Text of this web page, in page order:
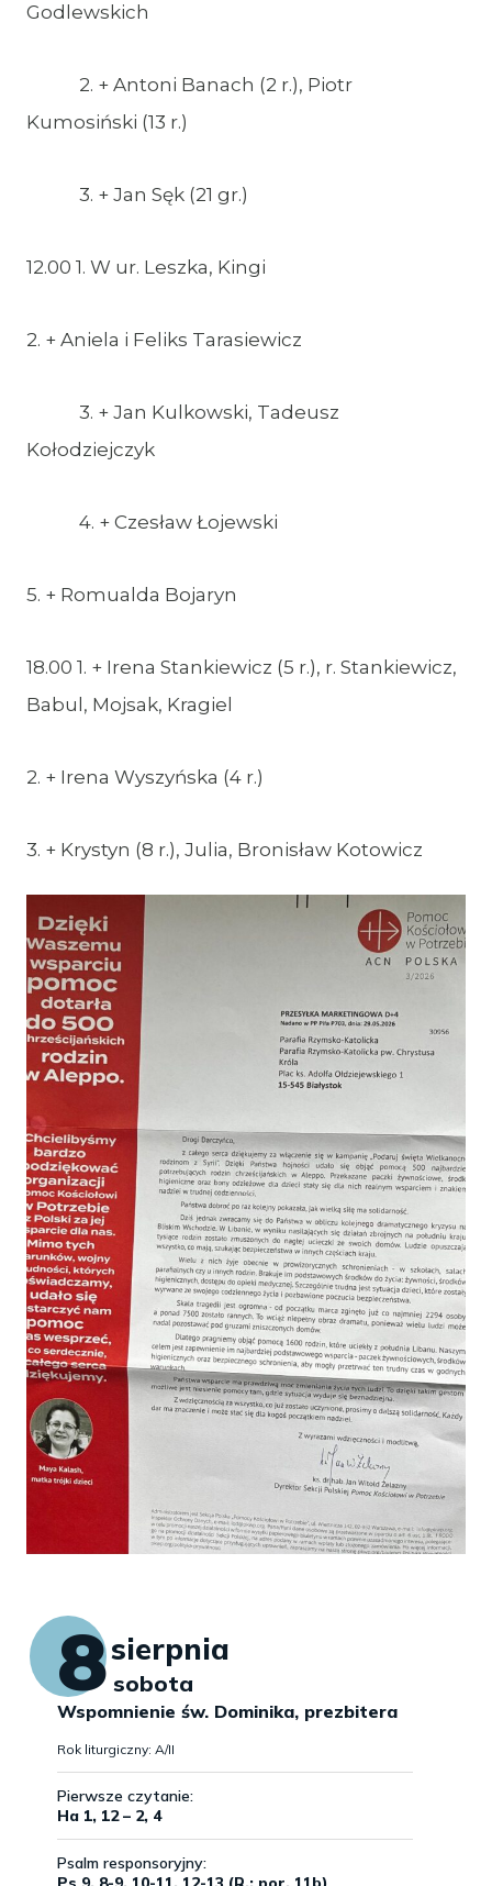
Godlewskich
2. + Antoni Banach (2 r.), Piotr
Kumosiński (13 r.)
3. + Jan Sęk (21 gr.)
12.00 1. W ur. Leszka, Kingi
2. + Aniela i Feliks Tarasiewicz
3. + Jan Kulkowski, Tadeusz
Kołodziejczyk
4. + Czesław Łojewski
5. + Romualda Bojaryn
18.00 1. + Irena Stankiewicz (5 r.), r. Stankiewicz,
Babul, Mojsak, Kragiel
2. + Irena Wyszyńska (4 r.)
3. + Krystyn (8 r.), Julia, Bronisław Kotowicz